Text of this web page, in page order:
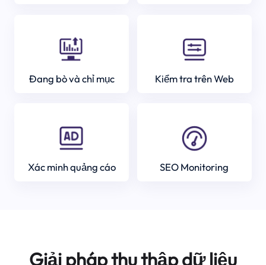
Đang bò và chỉ mục Kiểm tra trên Web
Xác minh quảng cáo SEO Monitoring
Giải pháp thu thập dữ liệu